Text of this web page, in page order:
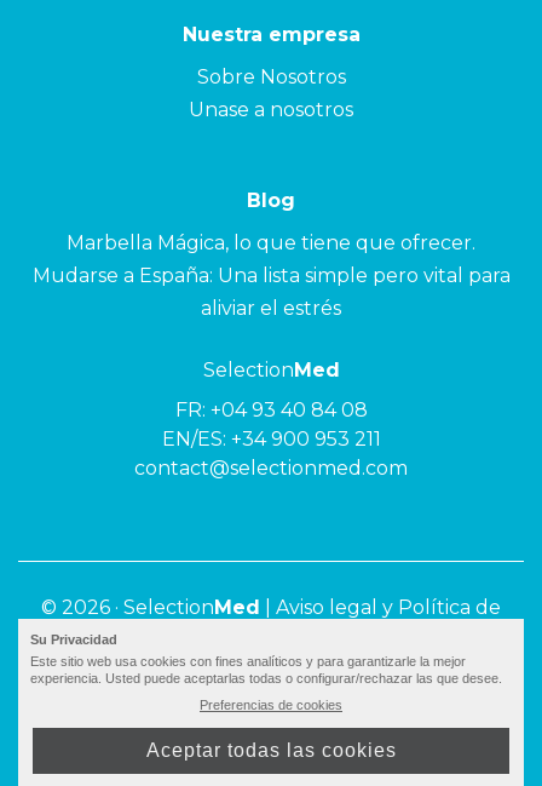
Nuestra empresa
Sobre Nosotros
Unase a nosotros
Blog
Marbella Mágica, lo que tiene que ofrecer.
Mudarse a España: Una lista simple pero vital para
aliviar el estrés
SelectionMed
FR: +04 93 40 84 08
EN/ES: +34 900 953 211
contact@selectionmed.com
© 2026 · SelectionMed
Aviso legal y Política de
Su Privacidad
Este sitio web usa cookies con fines analíticos y para garantizarle la mejor
experiencia. Usted puede aceptarlas todas o configurar/rechazar las que desee.
Preferencias de cookies
Aceptar todas las cookies